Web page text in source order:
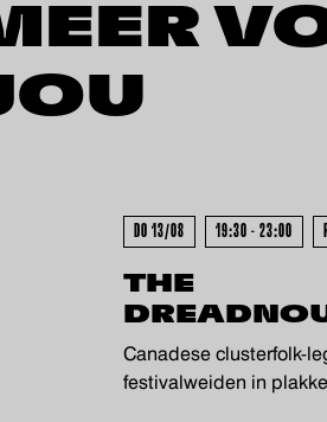
-
DO 13/08 19:30 - 23:00
THE
Canadese clusterfolk-
festivalweiden in